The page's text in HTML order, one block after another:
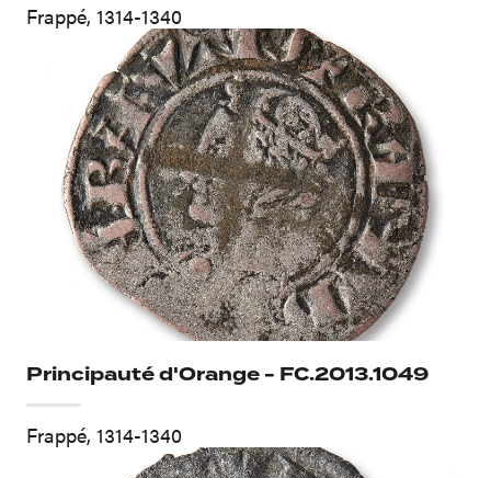
Frappé, 1314-1340
Principauté d'Orange - FC.2013.1049
Frappé, 1314-1340